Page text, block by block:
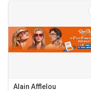
Alain Afflelou